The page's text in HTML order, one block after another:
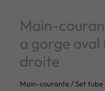
Main-
a gorge
droite
Main-courante / Set